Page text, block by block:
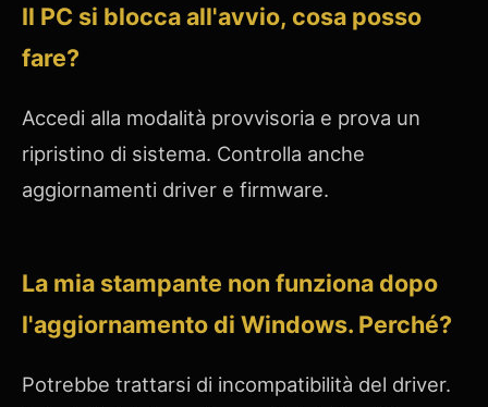
Il PC si blocca all'avvio, cosa posso
fare?
Accedi alla modalità provvisoria e prova un
ripristino di sistema. Controlla anche
aggiornamenti driver e firmware.
La mia stampante non funziona dopo
l'aggiornamento di Windows. Perché?
Potrebbe trattarsi di incompatibilità del driver.